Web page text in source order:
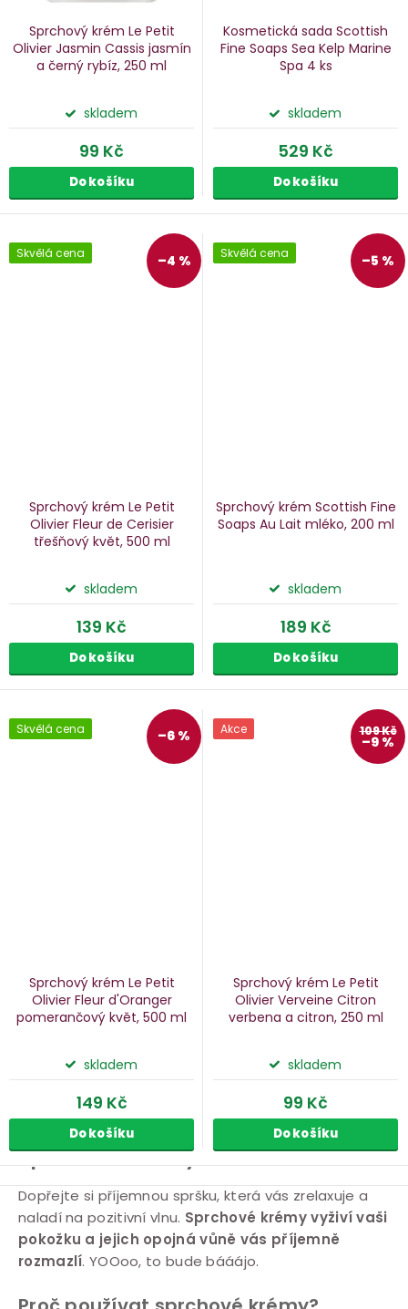
Sprchový krém Le Petit
Olivier Jasmin Cassis jasmín
a černý rybíz, 250 ml
skladem
99 Kč
Do košíku
Kosmetická sada Scottish
Fine Soaps Sea Kelp Marine
Spa 4 ks
skladem
529 Kč
Do košíku
Skvělá cena –4 %
Sprchový krém Le Petit
Olivier Fleur de Cerisier
třešňový květ, 500 ml
skladem
139 Kč
Do košíku
Skvělá cena –5 %
Sprchový krém Scottish Fine
Soaps Au Lait mléko, 200 ml
skladem
189 Kč
Do košíku
Skvělá cena –6 %
Sprchový krém Le Petit
Olivier Fleur d'Oranger
pomerančový květ, 500 ml
skladem
149 Kč
Do košíku
Akce 109 Kč
–9 %
Sprchový krém Le Petit
Olivier Verveine Citron
verbena a citron, 250 ml
skladem
99 Kč
Do košíku
Sprchové krémy
Dopřejte si příjemnou spršku, která vás zrelaxuje a
naladí na pozitivní vlnu. Sprchové krémy vyživí vaši
pokožku a jejich opojná vůně vás příjemně
rozmazlí. YOOoo, to bude bááájo.